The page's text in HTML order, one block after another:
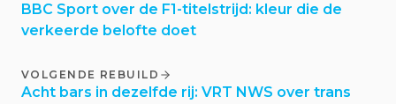
BBC Sport over de F1-titelstrijd: kleur die de
verkeerde belofte doet
VOLGENDE REBUILD
Acht bars in dezelfde rij: VRT NWS over trans